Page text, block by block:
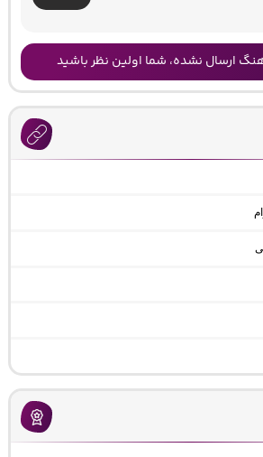
ارسال نشده، شما اولین نظر باشید